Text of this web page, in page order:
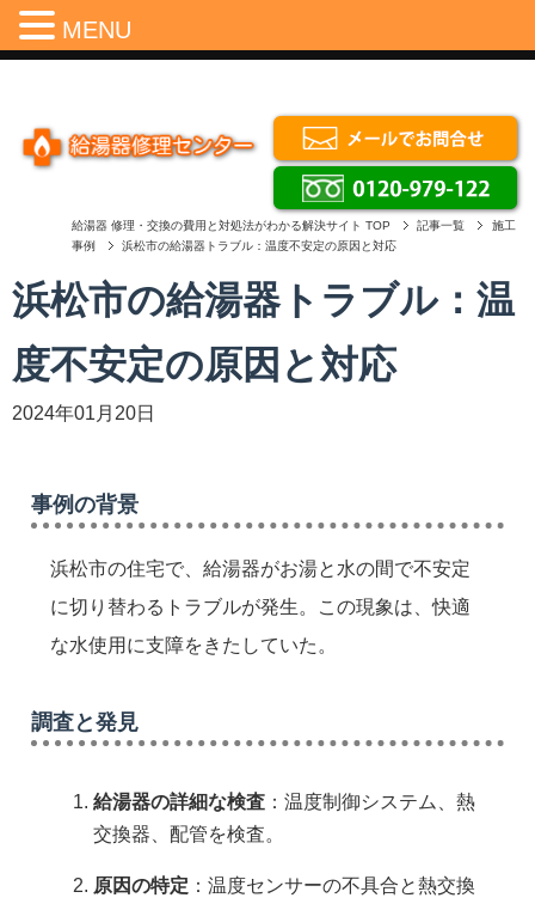
給湯器 修理・交換の費用と対処法がわかる解決サイト TOP 記事一覧
施工
事例
浜松市の給湯器トラブル：温度不安定の原因と対応
浜松市の給湯器トラブル：温
度不安定の原因と対応
2024年01月20日
事例の背景
浜松市の住宅で、給湯器がお湯と水の間で不安定
に切り替わるトラブルが発生。この現象は、快適
な水使用に支障をきたしていた。
調査と発見
給湯器の詳細な検査 ：温度制御システム、熱
交換器、配管を検査。
原因の特定 ：温度センサーの不具合と熱交換
MENU
Menu